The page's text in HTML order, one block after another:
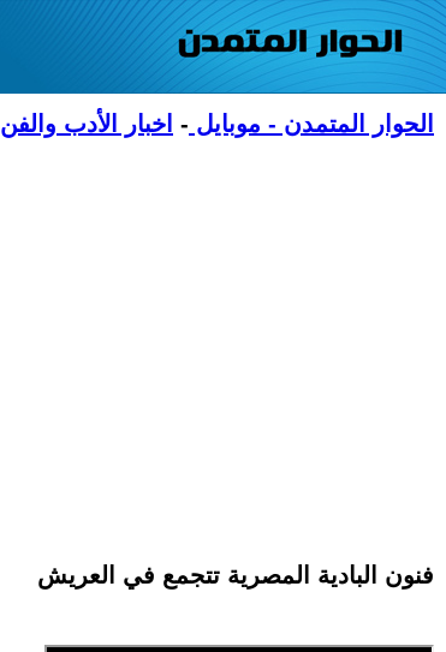
الحوار المتمدن - موبايل - اخبار الأدب والفن
فنون البادية المصرية تتجمع في العريش